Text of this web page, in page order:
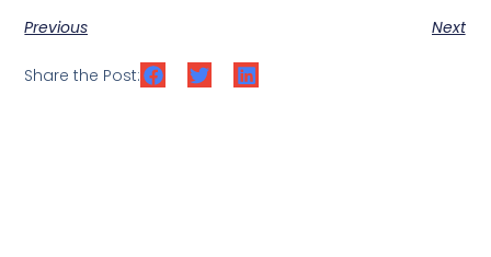
Previous Next
Share the Post: